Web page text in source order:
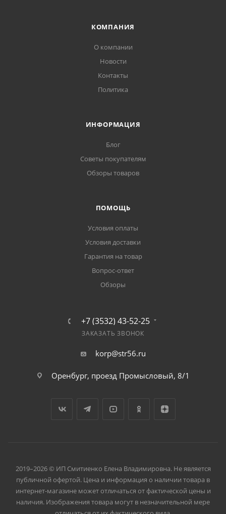
КОМПАНИЯ
О компании
Новости
Контакты
Политика
ИНФОРМАЦИЯ
Блог
Советы покупателям
Обзоры товаров
ПОМОЩЬ
Условия оплаты
Условия доставки
Гарантия на товар
Вопрос-ответ
Обзоры
+7 (3532) 43-52-25
ЗАКАЗАТЬ ЗВОНОК
korp@str56.ru
Оренбург, проезд Промысловый, 8/1
2019–2026 © ИП Смитиенко Елена Владимировна. Не является
публичной офертой. Цена и информация о наличии товара в
интернет-магазине может отличаться от фактической цены и
наличия. Изображения товара могут в незначительной мере